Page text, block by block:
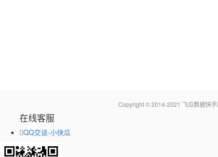
Copyright © 2014-2021 飞瓜数据快
在线客服
QQ交谈-小快瓜